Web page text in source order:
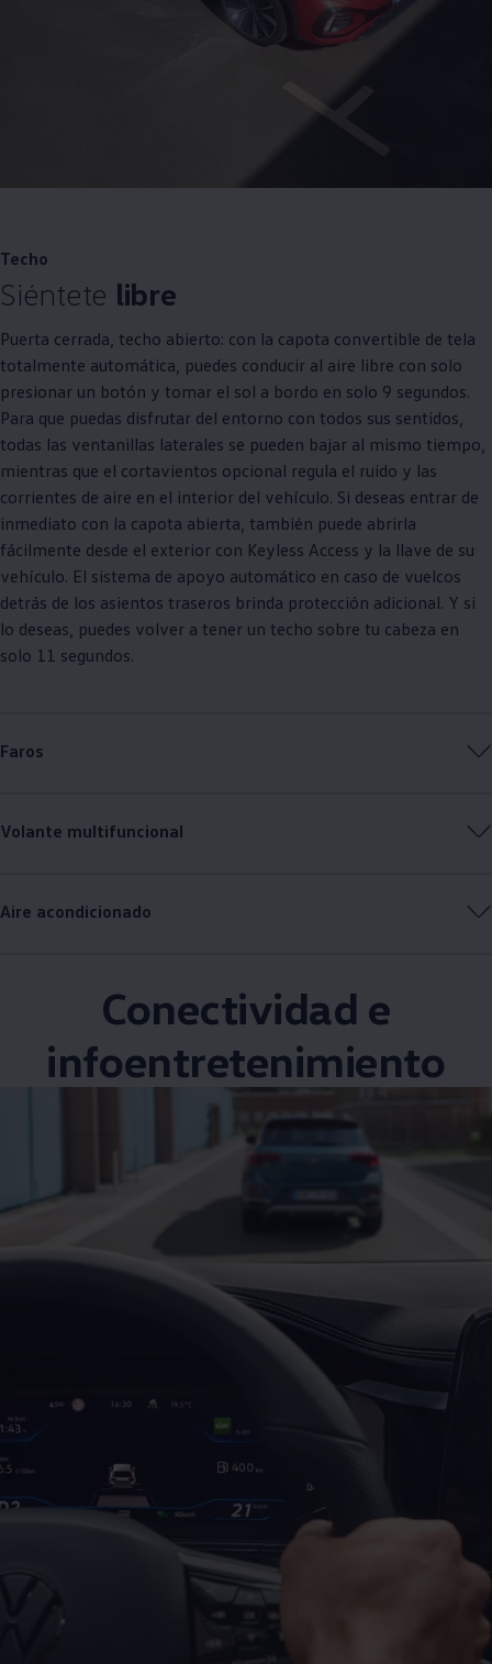
Techo
Siéntete libre
Puerta cerrada, techo abierto: con la capota convertible de tela
totalmente automática, puedes conducir al aire libre con solo
presionar un botón y tomar el sol a bordo en solo 9 segundos.
Para que puedas disfrutar del entorno con todos sus sentidos,
todas las ventanillas laterales se pueden bajar al mismo tiempo,
mientras que el cortavientos opcional regula el ruido y las
corrientes de aire en el interior del vehículo. Si deseas entrar de
inmediato con la capota abierta, también puede abrirla
fácilmente desde el exterior con Keyless Access y la llave de su
vehículo. El sistema de apoyo automático en caso de vuelcos
detrás de los asientos traseros brinda protección adicional. Y si
lo deseas, puedes volver a tener un techo sobre tu cabeza en
solo 11 segundos.
Faros
Volante multifuncional
Aire acondicionado
Conectividad e
infoentretenimiento